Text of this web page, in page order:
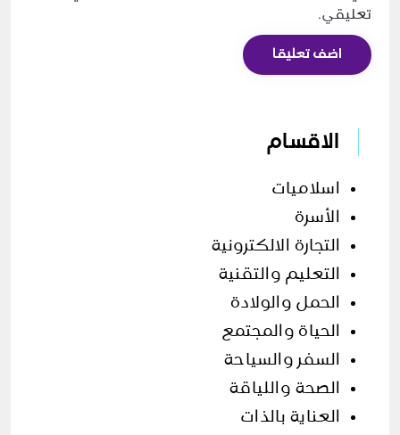
تعليقي.
اضف تعليقا
الاقسام
اسلاميات
الأسرة
التجارة الالكترونية
التعليم والتقنية
الحمل والولادة
الحياة والمجتمع
السفر والسياحة
الصحة واللياقة
العناية بالذات